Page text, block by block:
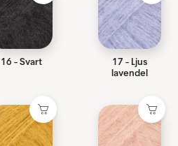
16 - Svart
17 - Ljus
lavendel